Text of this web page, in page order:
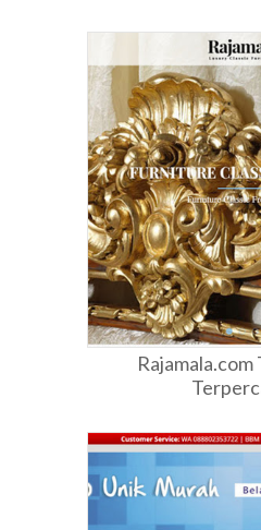
Rajamala.com